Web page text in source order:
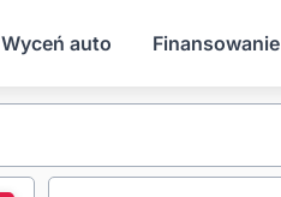
Wyceń auto Finansowanie